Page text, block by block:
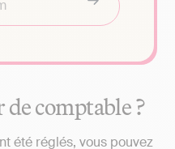
comptable ?
été réglés, vous pouvez